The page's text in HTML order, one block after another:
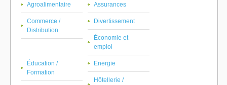
Agroalimentaire Assurances
Commerce /
Distribution
Divertissement
Économie et
emploi
Éducation /
Formation
Energie
Hôtellerie /